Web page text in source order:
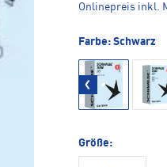
Onlinepreis inkl.
Farbe: Schwarz
Größe: